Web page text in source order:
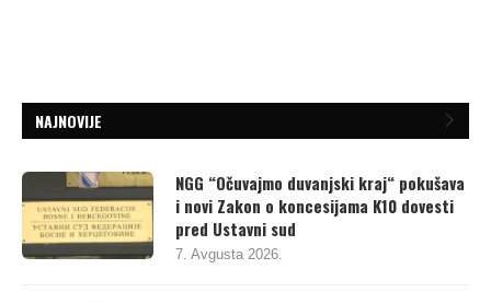
NAJNOVIJE
NGG “Očuvajmo duvanjski kraj“ pokušava
i novi Zakon o koncesijama K10 dovesti
pred Ustavni sud
7. Avgusta 2026.